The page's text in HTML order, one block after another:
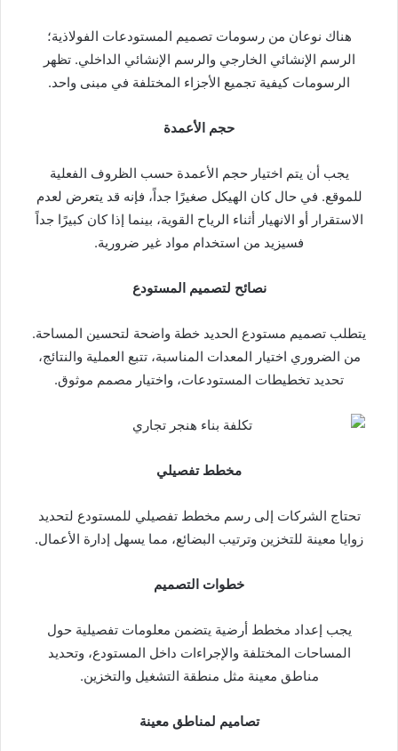
هناك نوعان من رسومات تصميم المستودعات الفولاذية؛
الرسم الإنشائي الخارجي والرسم الإنشائي الداخلي. تظهر
الرسومات كيفية تجميع الأجزاء المختلفة في مبنى واحد.
حجم الأعمدة
يجب أن يتم اختيار حجم الأعمدة حسب الظروف الفعلية
للموقع. في حال كان الهيكل صغيرًا جداً، فإنه قد يتعرض لعدم
الاستقرار أو الانهيار أثناء الرياح القوية، بينما إذا كان كبيرًا جداً
فسيزيد من استخدام مواد غير ضرورية.
نصائح لتصميم المستودع
يتطلب تصميم مستودع الحديد خطة واضحة لتحسين المساحة.
من الضروري اختيار المعدات المناسبة، تتبع العملية والنتائج،
تحديد تخطيطات المستودعات، واختيار مصمم موثوق.
مخطط تفصيلي
تحتاج الشركات إلى رسم مخطط تفصيلي للمستودع لتحديد
زوايا معينة للتخزين وترتيب البضائع، مما يسهل إدارة الأعمال.
خطوات التصميم
يجب إعداد مخطط أرضية يتضمن معلومات تفصيلية حول
المساحات المختلفة والإجراءات داخل المستودع، وتحديد
مناطق معينة مثل منطقة التشغيل والتخزين.
تصاميم لمناطق معينة